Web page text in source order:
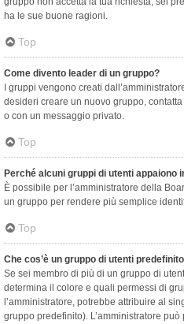
ha le sue buone ragioni.
Top
Come divento leader di un gruppo?
I gruppi vengono creati
desideri creare un nuovo gruppo,
o con un messaggio privato.
Top
Perché alcuni gruppi di utenti appaiono
È possibile per l’amministratore della
un gruppo per rendere più semplice
Top
Che cos’è un gruppo di utenti
Se sei membro di più di un gruppo di
determina il colore e quali permessi di
l’amministratore, potrebbe attribuire al
gruppo predefinito). L’amministratore